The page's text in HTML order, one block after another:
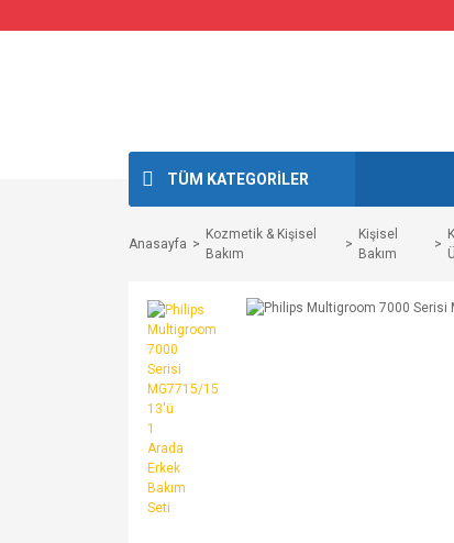
TÜM KATEGORİLER
Anasayfa
Kozmetik & Kişisel
Bakım
Kişisel
Bakım